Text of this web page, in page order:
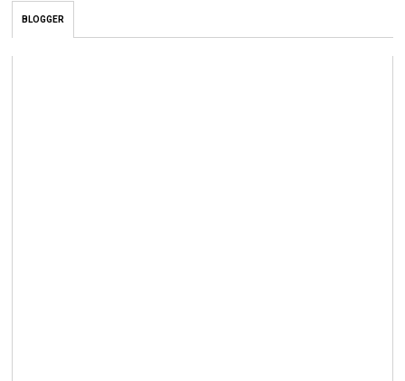
BLOGGER